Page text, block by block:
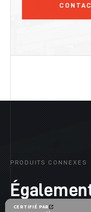
PRODUITS CONNEXES